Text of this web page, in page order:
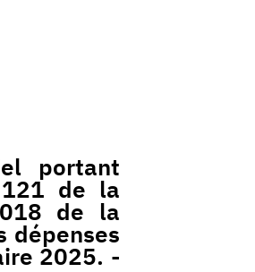
portant
de la
de la
dépenses
2025. -